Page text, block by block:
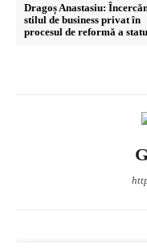
Dragoș Anastasiu:
stilul de business privat în
procesul de reformă a